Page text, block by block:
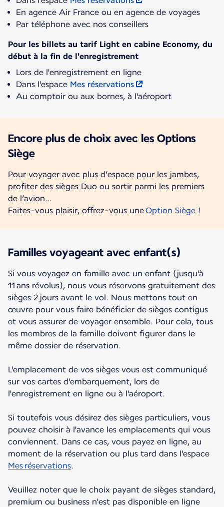
En agence Air France ou en agence de voyages
Par téléphone avec nos conseillers
Pour les billets au tarif Light en cabine Economy, du
début à la fin de l'enregistrement
Lors de l'enregistrement en ligne
Dans l'espace Mes réservations
Au comptoir ou aux bornes, à l'aéroport
Encore plus de choix avec les Options
Siège
Pour voyager avec plus d’espace pour les jambes,
profiter des sièges Duo ou sortir parmi les premiers
de l’avion…
Faites-vous plaisir, offrez-vous uneOption Siège !
Familles voyageant avec enfant(s)
Si vous voyagez en famille avec un enfant (jusqu'à
11 ans révolus), nous vous réservons gratuitement des
sièges 2 jours avant le vol. Nous mettons tout en
œuvre pour vous faire bénéficier de sièges contigus
et vous assurer de voyager ensemble. Pour cela, tous
les membres de la famille doivent figurer dans le
même dossier de réservation.
L'emplacement de vos sièges vous est communiqué
sur vos cartes d'embarquement, lors de
l'enregistrement en ligne ou à l'aéroport.
Si toutefois vous désirez des sièges particuliers, vous
pouvez choisir à l'avance les emplacements qui vous
conviennent. Dans ce cas, vous payez en ligne, au
moment de la réservation ou plus tard dans l'espace
Mes réservations.
Veuillez noter que le choix payant de sièges standard,
premium ou business n'est pas disponible en ligne